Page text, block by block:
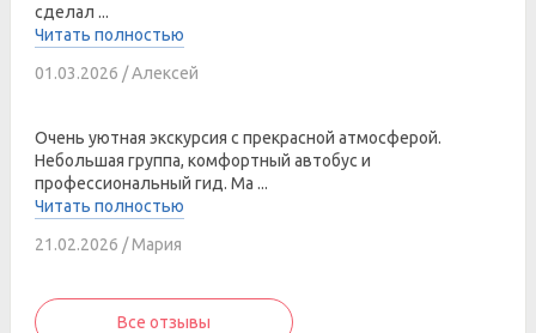
сделал ...
Читать полностью
01.03.2026 / Алексей
Очень уютная экскурсия с прекрасной атмосферой.
Небольшая группа, комфортный автобус и
профессиональный гид. Ма ...
Читать полностью
21.02.2026 / Мария
Все отзывы